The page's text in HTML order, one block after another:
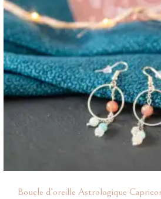
Boucle d’oreille Astrologique